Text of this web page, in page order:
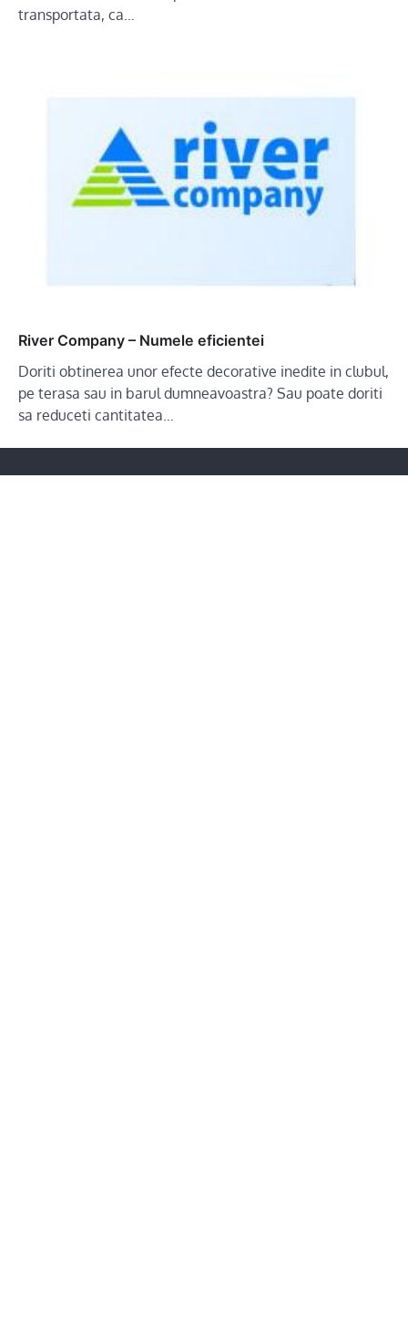
transportata, ca…
River Company – Numele eficientei
Doriti obtinerea unor efecte decorative inedite in clubul,
pe terasa sau in barul dumneavoastra? Sau poate doriti
sa reduceti cantitatea…